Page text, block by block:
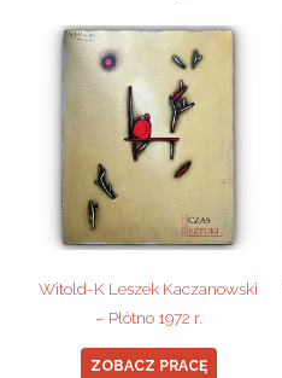
Witold-K Leszek Kaczanowski
– Płótno 1972 r.
ZOBACZ PRACĘ